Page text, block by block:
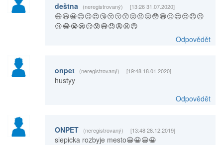
deštna (neregistrovaný) [13:26 31.07.2020]
😄😃😀😊😉😍😘😚😗😙😜😝😛😳😁😔😌😒😞😣
😢😂😭😪😥😰😅😓😩😫😠
Odpovědět
onpet (neregistrovaný) [19:48 18.01.2020]
hustyy
Odpovědět
ONPET (neregistrovaný) [13:48 28.12.2019]
slepicka rozbyje mesto😀😀😀😀